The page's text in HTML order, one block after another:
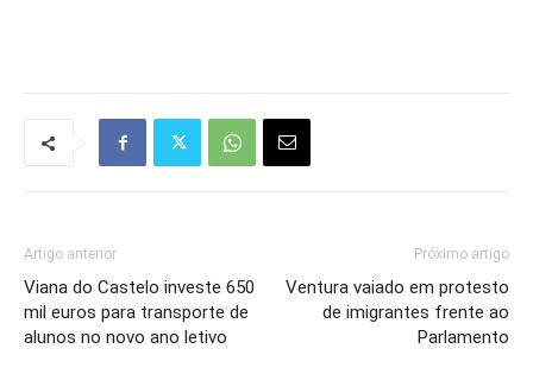
Artigo anterior
Viana do Castelo investe 650
mil euros para transporte de
alunos no novo ano letivo
Próximo artigo
Ventura vaiado em protesto
de imigrantes frente ao
Parlamento